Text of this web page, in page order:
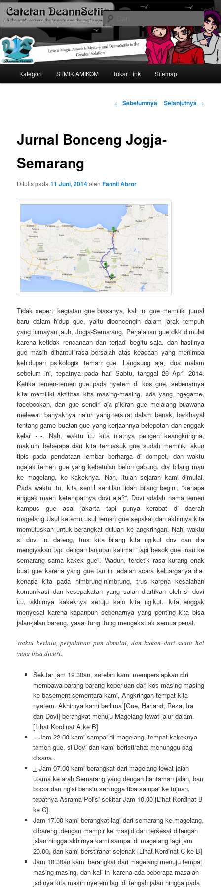
Catetan DS
Mari bermimpi dan ciptakan kehendak
Cari
Langsung
utama
Kategori STMIK AMIKOM Tukar Link Sitemap
Navigasi
← Sebelumnya Selanjutnya →
Jurnal Bonceng Jogja-
Semarang
Ditulis pada11 Juni, 2014olehFannil Abror
Tidak seperti kegiatan gue biasanya, kali ini gue memiliki jurnal
baru dalam hidup gue, yaitu diboncengin dalam jarak tempuh
yang lumayan jauh, Jogja-Semarang. Perjalanan gue dkk dimulai
karena ketidak rencanaan dan terjadi begitu saja, dan hasilnya
gue masih dihantui rasa bersalah atas keadaan yang menimpa
kehidupan psikologis teman gue. Langsung aja, dua malam
sebelum ini, tepatnya pada hari Sabtu, tanggal 26 April 2014.
Ketika temen-temen gue pada nyetem di kos gue. sebenarnya
kita memiliki aktifitas kita masing-masing, ada yang ngegame,
facebookan, dan gue sendiri aja pikiran gue melalang buawana
melewati banyaknya naluri yang tersirat dalam benak, berkhayal
tentang game buatan gue yang kerjaannya belepotan dan enggak
kelar -_-. Nah, waktu itu kita niatnya pengen keangkringna,
maklum beberapa dari kita termasuk gue sudah memiliki akun
tipis pada pendataan lembar berharga di dompet, dan waktu
ngajak temen gue yang kebetulan belon gabung, dia bilang mau
ke magelang, ke kakeknya. Nah, itulah sejarah kami dimulai.
Pada waktu itu, kita sentil sentilan lidah bilang begini, “kenapa
enggak maen ketempatnya dovi aja?”. Dovi adalah nama temen
kampus gue asal jakarta tapi punya kerabat di daerah
magelang.Usul ketemu usul temen gue sepakat dan akhirnya kita
memutuskan untuk berangkat duluan ke angkringan. Nah, waktu
si dovi ini dateng, trus kita bilang kita ngikut dov dan dia
mengiyakan tapi dengan lanjutan kalimat “tapi besok gue mau ke
semarang sama kakek gue”. Waduh, terdetik rasa kurang enak
buat gue karena yang gue tau ini adalah acara keluarganya dia.
kenapa kita pada nimbrung-nimbrung, trus karena kesalahan
komunikasi dan kesepakatan yang salah diartikan oleh si dovi
itu, akhirnya kakeknya setuju kalo kita ngikut. kita enggak
menyesal karena kapanpun sebenarnya yang penting kita bisa
jalan-jalan bareng, yaaa itung itung mengekstrak semua penat.
Waktu berlalu, perjalanan pun dimulai, dan bukan dari suatu hal
yang bisa dicuri.
Sekitar jam 19.30an, setelah kami mempersiapkan diri
membawa barang-barang keperluan dari kos masing-masing
ke basement sementara kami, Angkringan tempat kita
nyetem. Akhirnya kami berlima [Gue, Harland, Reza, Ira
dan Dovi] berangkat menuju Magelang lewat jalur dalam.
[Lihat Kordinat A ke B]
+ Jam 22.00 kami sampai di magelang, tempat kakeknya
temen gue, si Dovi dan kami beristirahat menunggu pagi
disana .
+ Jam 07.00 kami berangkat dari magelang lewat jalan
utama ke arah Semarang yang dengan hantaman jalan, ban
bocor dan ngisi bensin sehingga tiba sampai ke tujuan,
tepatnya Asrama Polisi sekitar Jam 10.00 [Lihat Kordinat B
ke C].
Jam 17.00 kami berangkat lagi dari semarang ke magelang,
dibarengi dengan mampir ke masjid dan tersesat ditengah
jalan hingga akhirnya kami sampai di magelang lagi jam
20.00, dan kami berstirahat sejenak [Lihat Kordinat C ke B]
Jam 10.30an kami berangkat dari magelang menuju tempat
masing-masing, dan kali ini karena ada beberapa masalah
jadinya kita masih nyetem lagi di tengah jalan hingga pada